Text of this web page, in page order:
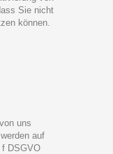
Sie nicht
können.
uns
auf
DSGVO